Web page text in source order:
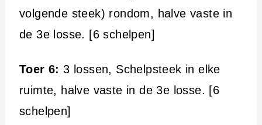
volgende steek) rondom, halve vaste in
de 3e losse. [6 schelpen]
Toer 6: 3 lossen, Schelpsteek in elke
ruimte, halve vaste in de 3e losse. [6
schelpen]